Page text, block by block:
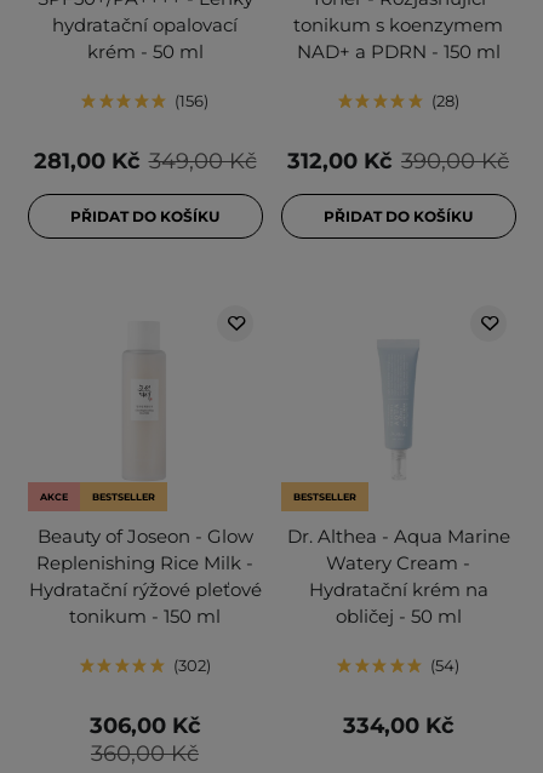
hydratační opalovací
krém - 50 ml
156
349,00 Kč
281,00 Kč
PŘIDAT DO KOŠÍKU
tonikum s koenzymem
NAD+ a PDRN - 150 ml
28
390,00 Kč
312,00 Kč
PŘIDAT DO KOŠÍKU
AKCE BESTSELLER
Beauty of Joseon - Glow
Replenishing Rice Milk -
Hydratační rýžové pleťové
tonikum - 150 ml
302
360,00 Kč
306,00 Kč
BESTSELLER
Dr. Althea - Aqua Marine
Watery Cream -
Hydratační krém na
obličej - 50 ml
54
334,00 Kč